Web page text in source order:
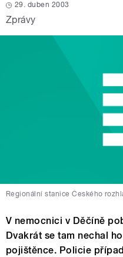
29. duben 2003
Zprávy
Regionální stanice Českého
V nemocnici v Děčíně
Dvakrát se tam nechal
pojištěnce. Policie